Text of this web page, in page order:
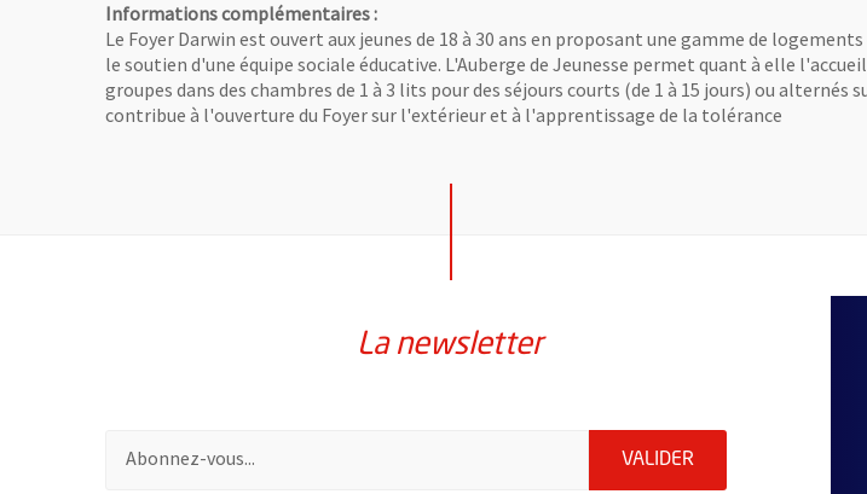
Informations complémentaires :
Le Foyer Darwin est ouvert aux jeunes de 18 à 30 ans en proposant une gamme de logements
le soutien d'une équipe sociale éducative. L'Auberge de Jeunesse permet quant à elle
groupes dans des chambres de 1 à 3 lits pour des séjours courts (de 1 à 15 jours) ou alternés
contribue à l'ouverture du Foyer sur l'extérieur et à l'apprentissage de la tolérance
La newsletter
Pour vous inscrire à la lettre d'information de la ville d'Angers, indiquez votre email
VALIDERENVOYER MA